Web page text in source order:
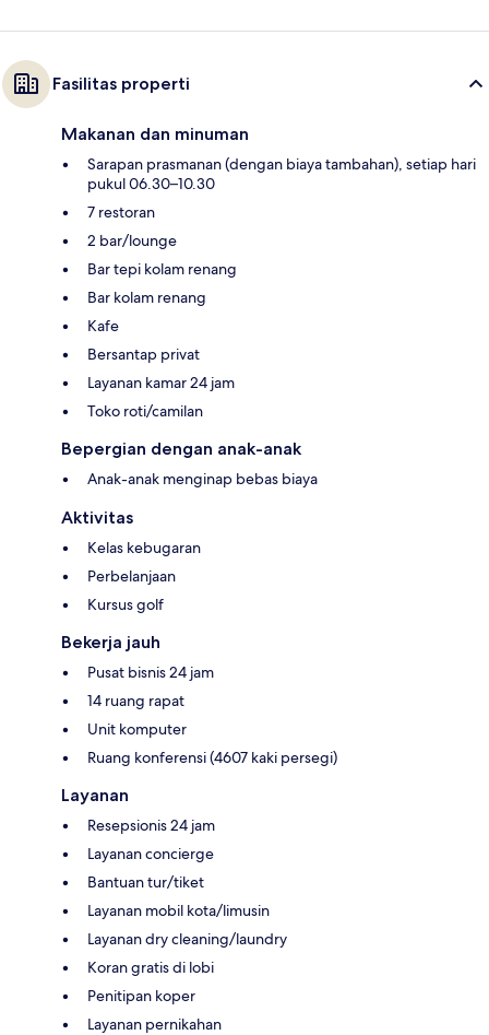
Fasilitas properti
Makanan dan minuman
Sarapan prasmanan (dengan biaya tambahan), setiap hari
pukul 06.30–10.30
7 restoran
2 bar/lounge
Bar tepi kolam renang
Bar kolam renang
Kafe
Bersantap privat
Layanan kamar 24 jam
Toko roti/camilan
Bepergian dengan anak-anak
Anak-anak menginap bebas biaya
Aktivitas
Kelas kebugaran
Perbelanjaan
Kursus golf
Bekerja jauh
Pusat bisnis 24 jam
14 ruang rapat
Unit komputer
Ruang konferensi (4607 kaki persegi)
Layanan
Resepsionis 24 jam
Layanan concierge
Bantuan tur/tiket
Layanan mobil kota/limusin
Layanan dry cleaning/laundry
Koran gratis di lobi
Penitipan koper
Layanan pernikahan